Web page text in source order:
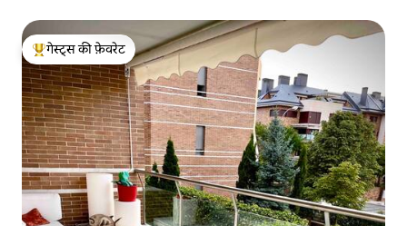
गेस्ट्स का टॉप फ़ेवरेट
गेस्ट्स की फ़ेवरेट